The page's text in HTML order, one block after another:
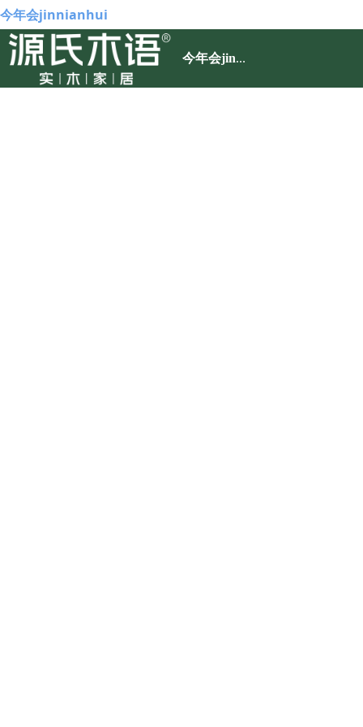
今年会jinnianhui
今年会jinnianhui